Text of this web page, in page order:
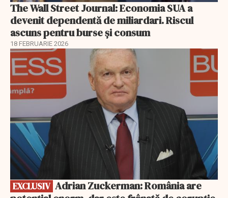
The Wall Street Journal: Economia SUA a
devenit dependentă de miliardari. Riscul
ascuns pentru burse și consum
18 FEBRUARIE 2026
EXCLUSIV
EXCLUSIV